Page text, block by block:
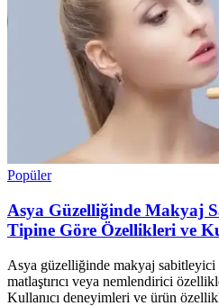
Popüler
Asya Güzelliğinde Makyaj
Tipine Göre Özellikleri ve
Asya güzelliğinde makyaj
matlaştırıcı veya nemlendirici
Kullanıcı deneyimleri ve ürün